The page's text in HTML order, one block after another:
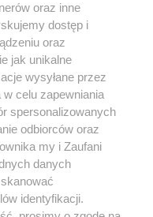
być powielany i
w jakikolwiek sposób (w
jakimkolwiek polu
z umieszczaniem w Internecie
użycie lub
z naruszeniem prawa, tzn.
kary i może być ścigane
oraz inne
dostęp i
oraz
jak unikalne
wysyłane przez
celu zapewniania
spersonalizowanych
odbiorców oraz
my i Zaufani
danych
identyfikacji.